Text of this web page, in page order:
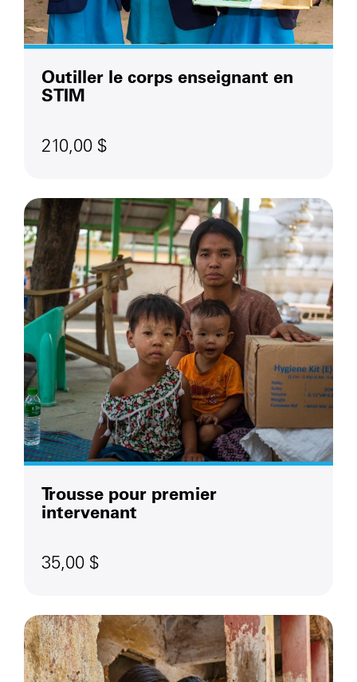
Outiller le corps enseignant en
STIM
210,00 $
Trousse pour premier
intervenant
35,00 $